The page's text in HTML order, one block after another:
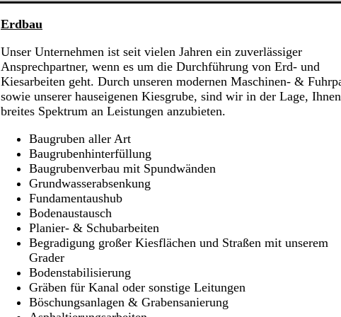
Erdbau
Unser Unternehmen ist seit vielen Jahren ein zuverlässiger
Ansprechpartner, wenn es um die Durchführung von Erd- und
Kiesarbeiten geht. Durch unseren modernen Maschinen- &
sowie unserer hauseigenen Kiesgrube, sind wir in der Lage,
breites Spektrum an Leistungen anzubieten.
Baugruben aller Art
Baugrubenhinterfüllung
Baugrubenverbau mit Spundwänden
Grundwasserabsenkung
Fundamentaushub
Bodenaustausch
Planier- & Schubarbeiten
Begradigung großer Kiesflächen und Straßen mit unserem
Grader
Bodenstabilisierung
Gräben für Kanal oder sonstige Leitungen
Böschungsanlagen & Grabensanierung